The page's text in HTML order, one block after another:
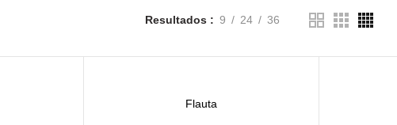
Resultados 9 24 36
Flauta